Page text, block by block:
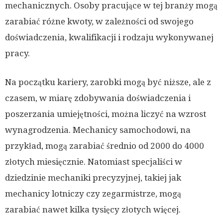
mechanicznych. Osoby pracujące w tej branży mogą
zarabiać różne kwoty, w zależności od swojego
doświadczenia, kwalifikacji i rodzaju wykonywanej
pracy.
Na początku kariery, zarobki mogą być niższe, ale z
czasem, w miarę zdobywania doświadczenia i
poszerzania umiejętności, można liczyć na wzrost
wynagrodzenia. Mechanicy samochodowi, na
przykład, mogą zarabiać średnio od 2000 do 4000
złotych miesięcznie. Natomiast specjaliści w
dziedzinie mechaniki precyzyjnej, takiej jak
mechanicy lotniczy czy zegarmistrze, mogą
zarabiać nawet kilka tysięcy złotych więcej.